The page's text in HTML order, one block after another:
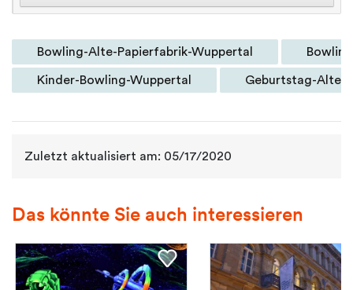
Bowling-Alte-Papierfabrik-Wuppertal
Kinder-Bowling-Wuppertal Geburtstag-Alte-
Zuletzt aktualisiert am: 05/17/2020
Das könnte Sie auch interessieren